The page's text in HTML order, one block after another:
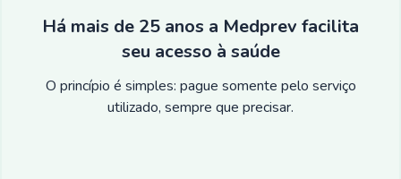
Há mais de 25 anos a Medprev facilita
seu acesso à saúde
O princípio é simples: pague somente pelo serviço
utilizado, sempre que precisar.